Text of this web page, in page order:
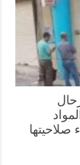
صلاحيتها